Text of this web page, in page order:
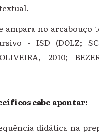
ampara no
- ISD (DOLZ;
2010;
cabe apontar:
didática na